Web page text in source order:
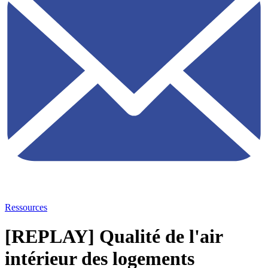
Ressources
[REPLAY] Qualité de l'air
intérieur des logements